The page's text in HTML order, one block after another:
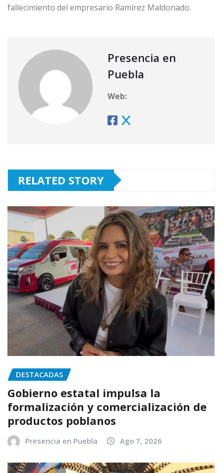
fallecimiento del empresario Ramírez Maldonado.
Presencia en
Puebla
Web:
RELATED STORY
DESTACADAS
Gobierno estatal impulsa la
formalización y comercialización de
productos poblanos
Presencia en Puebla Ago 7, 2026